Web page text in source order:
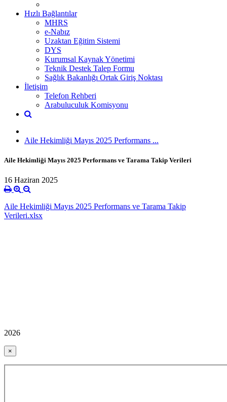
Hızlı Bağlantılar
MHRS
e-Nabız
Uzaktan Eğitim Sistemi
DYS
Kurumsal Kaynak Yönetimi
Teknik Destek Talep Formu
Sağlık Bakanlığı Ortak Giriş Noktası
İletişim
Telefon Rehberi
Arabuluculuk Komisyonu
Aile Hekimliği Mayıs 2025 Performans ...
Aile Hekimliği Mayıs 2025 Performans ve Tarama Takip Verileri
16 Haziran 2025
Aile Hekimliği Mayıs 2025 Performans ve Tarama Takip
Verileri.xlsx
2026
×